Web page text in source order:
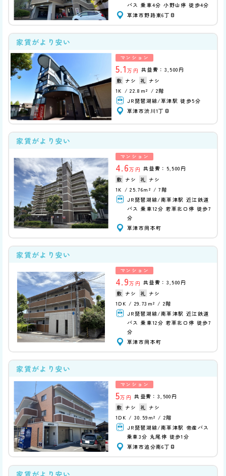
バス 乗車4分 小野山停 徒歩4分
草津市野路東6丁目
家賃がより安い
マンション
5.1万円 共益費：3,500円
ナシ
ナシ
1K
22.8m²
2階
JR琵琶湖線/草津駅 徒歩5分
草津市渋川1丁目
家賃がより安い
マンション
4.6万円 共益費：5,500円
ナシ
ナシ
1K
25.76m²
7階
JR琵琶湖線/南草津駅 近江鉄道
バス 乗車12分 若草北口停 徒歩7
分
草津市岡本町
家賃がより安い
マンション
4.9万円 共益費：3,500円
ナシ
ナシ
1DK
29.73m²
2階
JR琵琶湖線/南草津駅 近江鉄道
バス 乗車12分 若草北口停 徒歩7
分
草津市岡本町
家賃がより安い
マンション
5万円 共益費：3,500円
ナシ
ナシ
1DK
30.59m²
2階
JR琵琶湖線/南草津駅 帝産バス
乗車3分 丸尾停 徒歩1分
草津市追分南6丁目
家賃がより安い